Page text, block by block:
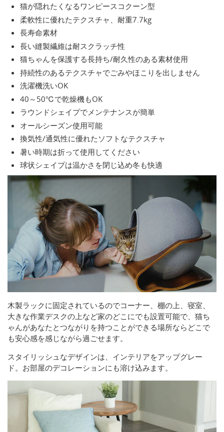
猫が隠れたくなるワンピースコクーン型
柔軟性に優れたテクスチャ、耐重7.7kg
長寿命素材
長い縫製繊維は耐スクラッチ性
猫ちゃんを保護する長持ち/耐久性のある素材使用
持続性のあるテクスチャでごみやほこりを出しません
洗濯機洗いOK
40～50℃で乾燥機もOK
ラウンドシェイプでメンテナンスが簡単
オールシーズン使用可能
換気性/通気性に優れたソフトなテクスチャ
暑い時期は折って使用してください
球状シェイプは温かさを閉じ込め冬も快適
木製ラックに固定されているのでコーナー、棚の上、寝室、
大きな作業デスクの上など家のどこにでも設置可能で、猫ち
ゃんがあなたとつながりを持つことができる場所ならどこで
も安心感を感じながら過ごせます。
スタイリッシュなデザインは、インテリアをアップグレー
ド。お部屋のデコレーションにも溶け込みます。